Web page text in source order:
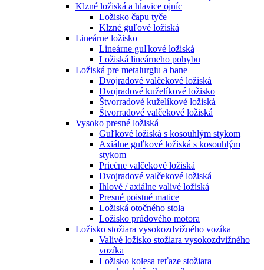
Klzné ložiská a hlavice ojníc
Ložisko čapu tyče
Klzné guľové ložiská
Lineárne ložisko
Lineárne guľkové ložiská
Ložiská lineárneho pohybu
Ložiská pre metalurgiu a bane
Dvojradové valčekové ložiská
Dvojradové kuželíkové ložisko
Štvorradové kuželíkové ložiská
Štvorradové valčekové ložiská
Vysoko presné ložiská
Guľkové ložiská s kosouhlým stykom
Axiálne guľkové ložiská s kosouhlým
stykom
Priečne valčekové ložiská
Dvojradové valčekové ložiská
Ihlové / axiálne valivé ložiská
Presné poistné matice
Ložiská otočného stola
Ložisko prúdového motora
Ložisko stožiara vysokozdvižného vozíka
Valivé ložisko stožiara vysokozdvižného
vozíka
Ložisko kolesa reťaze stožiara